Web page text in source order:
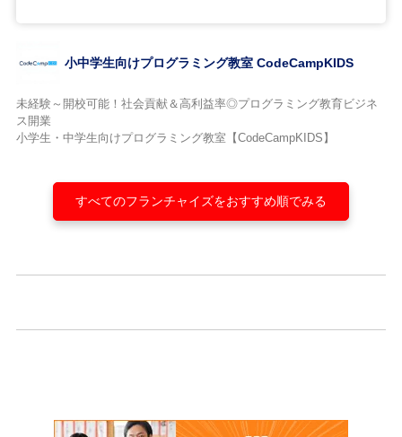
小中学生向けプログラミング教室 CodeCampKIDS
未経験～開校可能！社会貢献＆高利益率◎プログラミング教育ビジネ
ス開業
小学生・中学生向けプログラミング教室【CodeCampKIDS】
すべてのフランチャイズをおすすめ順でみる